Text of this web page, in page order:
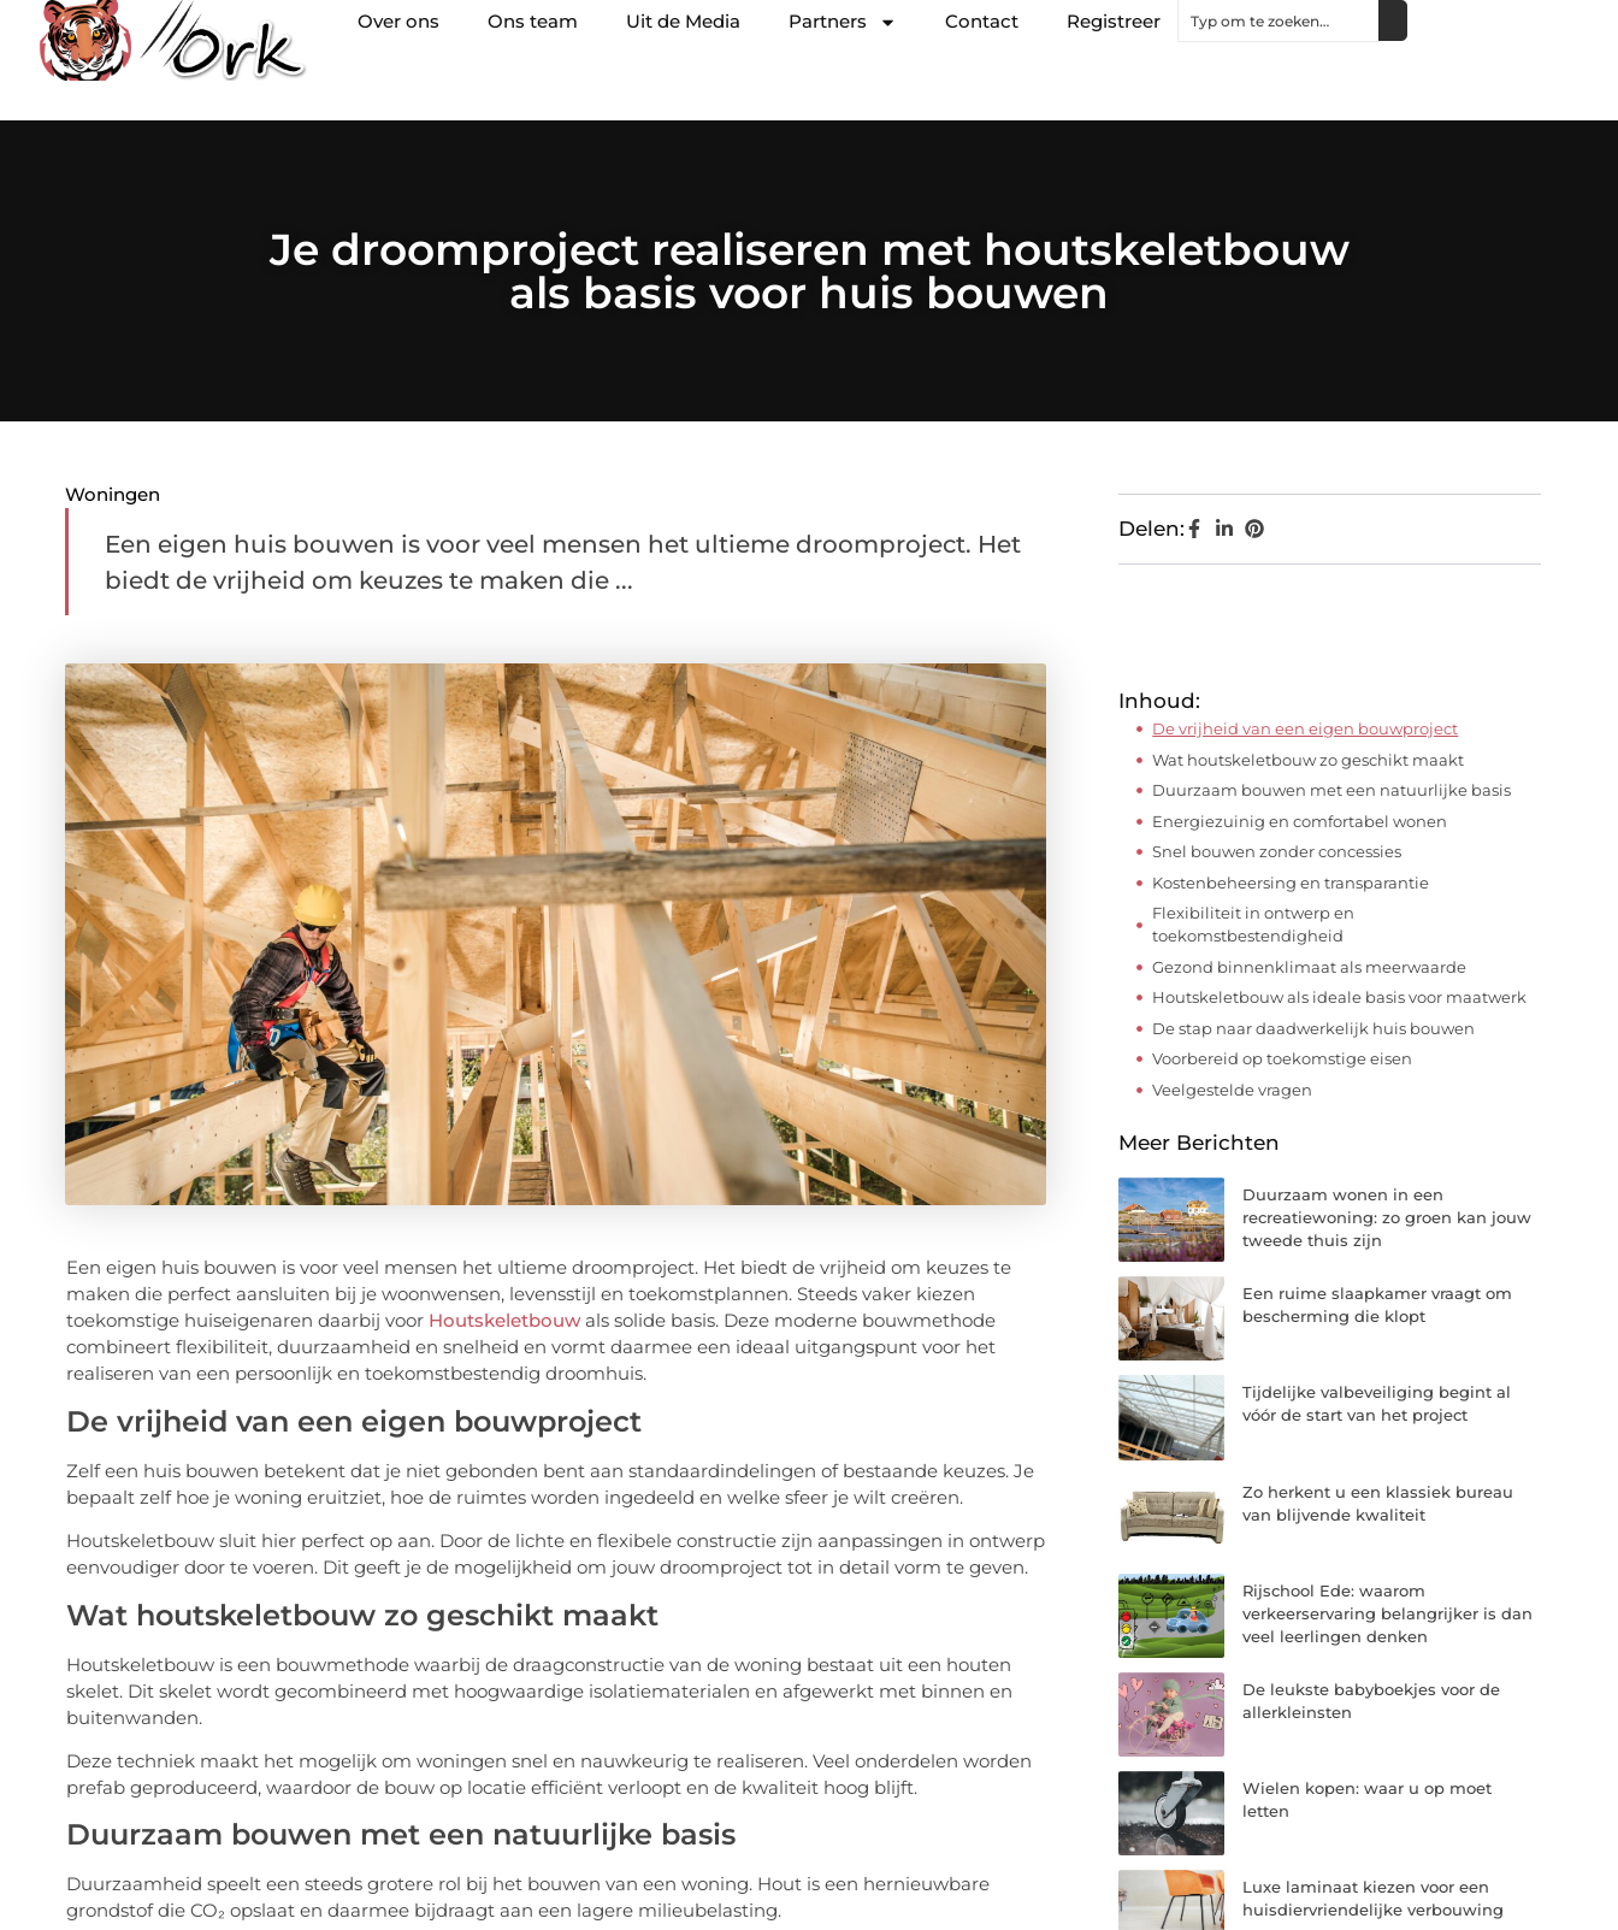
Over ons Ons team Uit de Media Partners Contact Registreer
Je droomproject realiseren met houtskeletbouw
als basis voor huis bouwen
Woningen
Een eigen huis bouwen is voor veel mensen het ultieme droomproject. Het
biedt de vrijheid om keuzes te maken die ...
Een eigen huis bouwen is voor veel mensen het ultieme droomproject. Het biedt de vrijheid om keuzes te
maken die perfect aansluiten bij je woonwensen, levensstijl en toekomstplannen. Steeds vaker kiezen
toekomstige huiseigenaren daarbij voorHoutskeletbouwals solide basis. Deze moderne bouwmethode
combineert flexibiliteit, duurzaamheid en snelheid en vormt daarmee een ideaal uitgangspunt voor het
realiseren van een persoonlijk en toekomstbestendig droomhuis.
De vrijheid van een eigen bouwproject
Zelf een huis bouwen betekent dat je niet gebonden bent aan standaardindelingen of bestaande keuzes. Je
bepaalt zelf hoe je woning eruitziet, hoe de ruimtes worden ingedeeld en welke sfeer je wilt creëren.
Houtskeletbouw sluit hier perfect op aan. Door de lichte en flexibele constructie zijn aanpassingen in ontwerp
eenvoudiger door te voeren. Dit geeft je de mogelijkheid om jouw droomproject tot in detail vorm te geven.
Wat houtskeletbouw zo geschikt maakt
Houtskeletbouw is een bouwmethode waarbij de draagconstructie van de woning bestaat uit een houten
skelet. Dit skelet wordt gecombineerd met hoogwaardige isolatiematerialen en afgewerkt met binnen en
buitenwanden.
Deze techniek maakt het mogelijk om woningen snel en nauwkeurig te realiseren. Veel onderdelen worden
prefab geproduceerd, waardoor de bouw op locatie efficiënt verloopt en de kwaliteit hoog blijft.
Duurzaam bouwen met een natuurlijke basis
Duurzaamheid speelt een steeds grotere rol bij het bouwen van een woning. Hout is een hernieuwbare
grondstof die CO₂ opslaat en daarmee bijdraagt aan een lagere milieubelasting.
Delen:
Inhoud:
De vrijheid van een eigen bouwproject
Wat houtskeletbouw zo geschikt maakt
Duurzaam bouwen met een natuurlijke basis
Energiezuinig en comfortabel wonen
Snel bouwen zonder concessies
Kostenbeheersing en transparantie
Flexibiliteit in ontwerp en
toekomstbestendigheid
Gezond binnenklimaat als meerwaarde
Houtskeletbouw als ideale basis voor maatwerk
De stap naar daadwerkelijk huis bouwen
Voorbereid op toekomstige eisen
Veelgestelde vragen
Meer Berichten
Duurzaam wonen in een
recreatiewoning: zo groen kan jouw
tweede thuis zijn
Een ruime slaapkamer vraagt om
bescherming die klopt
Tijdelijke valbeveiliging begint al
vóór de start van het project
Zo herkent u een klassiek bureau
van blijvende kwaliteit
Rijschool Ede: waarom
verkeerservaring belangrijker is dan
veel leerlingen denken
De leukste babyboekjes voor de
allerkleinsten
Wielen kopen: waar u op moet
letten
Luxe laminaat kiezen voor een
huisdiervriendelijke verbouwing